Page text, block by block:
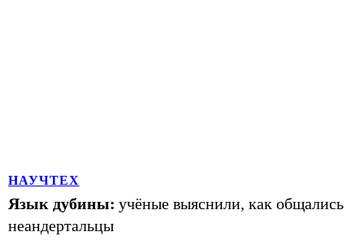
НАУЧТЕХ
Язык дубины: учёные выяснили, как общались
неандертальцы